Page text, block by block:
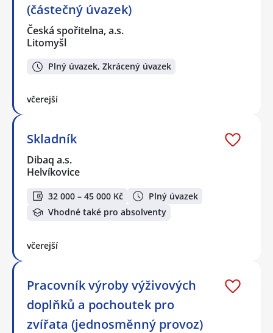
(částečný úvazek)
Česká spořitelna, a.s.
Litomyšl
Plný úvazek, Zkrácený úvazek
včerejší
Skladník
Dibaq a.s.
Helvíkovice
32 000 – 45 000 Kč
Plný úvazek
Vhodné také pro absolventy
včerejší
Pracovník výroby výživových
doplňků a pochoutek pro
zvířata (jednosměnný provoz)